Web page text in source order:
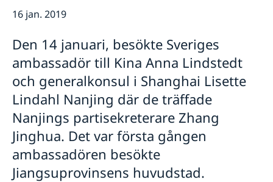
Avgifter
Team Sweden
Så kan du få stöd
Svenska företag i Kina
Anmäl handelshinder
16 jan. 2019
Den 14 januari, besökte Sveriges
ambassadör till Kina Anna Lindstedt
och generalkonsul i Shanghai Lisette
Lindahl Nanjing där de träffade
Nanjings partisekreterare Zhang
Jinghua. Det var första gången
ambassadören besökte
Jiangsuprovinsens huvudstad.